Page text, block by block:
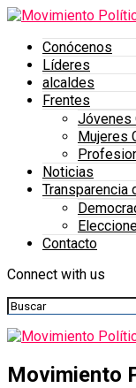
Conócenos
Líderes
alcaldes
Frentes
Jóvenes
Mujeres
Noticias
Transparencia
Contacto
Connect with us
Movimiento